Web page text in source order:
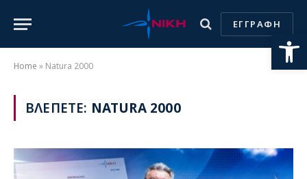
ΕΓΓΡΑΦΗ
Home » Natura 2000
ΒΛΕΠΕΤΕ: NATURA 2000